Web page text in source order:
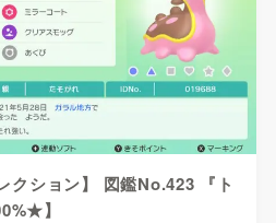
クション】 図鑑No.423 『ト
】